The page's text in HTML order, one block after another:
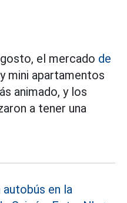
el mercado de
mini apartamentos
animado, y los
a tener una